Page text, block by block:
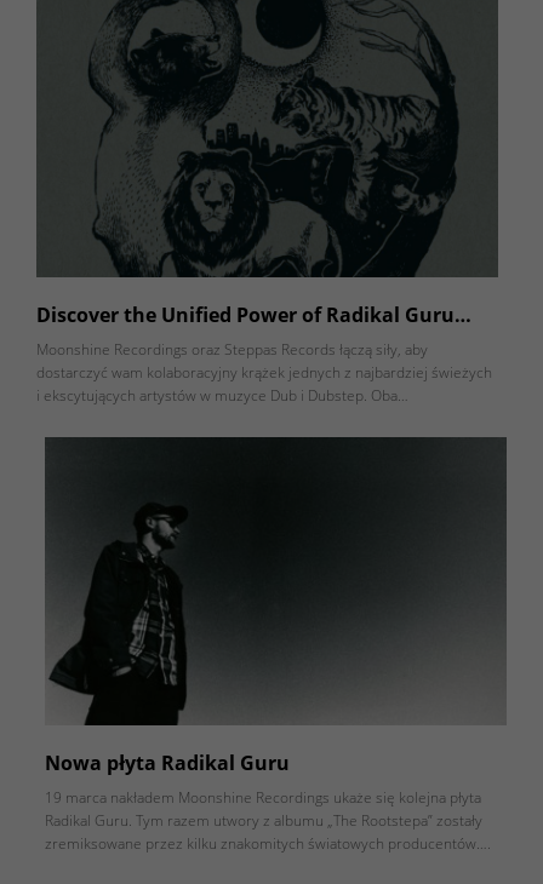
Discover the Unified Power of Radikal Guru…
Moonshine Recordings oraz Steppas Records łączą siły, aby
dostarczyć wam kolaboracyjny krążek jednych z najbardziej świeżych
i ekscytujących artystów w muzyce Dub i Dubstep. Oba…
Nowa płyta Radikal Guru
19 marca nakładem Moonshine Recordings ukaże się kolejna płyta
Radikal Guru. Tym razem utwory z albumu „The Rootstepa” zostały
zremiksowane przez kilku znakomitych światowych producentów….